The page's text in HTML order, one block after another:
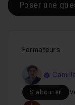
Formateurs
S'abonner
Poser une